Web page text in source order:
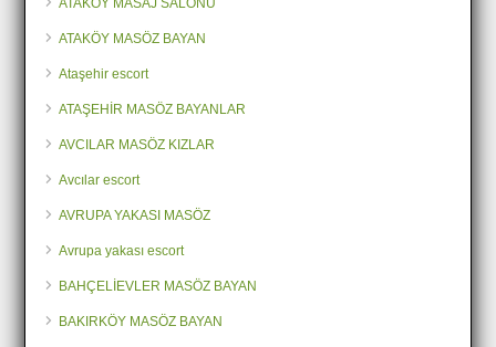
ATAKÖY MASÖZ BAYAN
Ataşehir escort
ATAŞEHİR MASÖZ BAYANLAR
AVCILAR MASÖZ KIZLAR
Avcılar escort
AVRUPA YAKASI MASÖZ
Avrupa yakası escort
BAHÇELİEVLER MASÖZ BAYAN
BAKIRKÖY MASÖZ BAYAN